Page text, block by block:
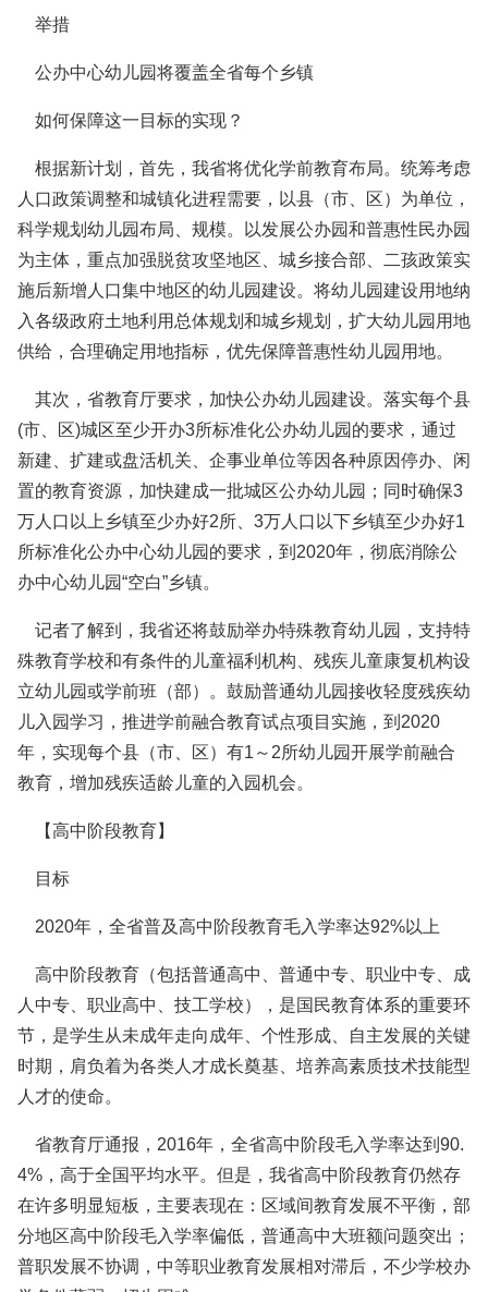
举措
公办中心幼儿园将覆盖全省每个乡镇
如何保障这一目标的实现？
根据新计划，首先，我省将优化学前教育布局。统筹考虑
人口政策调整和城镇化进程需要，以县（市、区）为单位，
科学规划幼儿园布局、规模。以发展公办园和普惠性民办园
为主体，重点加强脱贫攻坚地区、城乡接合部、二孩政策实
施后新增人口集中地区的幼儿园建设。将幼儿园建设用地纳
入各级政府土地利用总体规划和城乡规划，扩大幼儿园用地
供给，合理确定用地指标，优先保障普惠性幼儿园用地。
其次，省教育厅要求，加快公办幼儿园建设。落实每个县
(市、区)城区至少开办3所标准化公办幼儿园的要求，通过
新建、扩建或盘活机关、企事业单位等因各种原因停办、闲
置的教育资源，加快建成一批城区公办幼儿园；同时确保3
万人口以上乡镇至少办好2所、3万人口以下乡镇至少办好1
所标准化公办中心幼儿园的要求，到2020年，彻底消除公
办中心幼儿园“空白”乡镇。
记者了解到，我省还将鼓励举办特殊教育幼儿园，支持特
殊教育学校和有条件的儿童福利机构、残疾儿童康复机构设
立幼儿园或学前班（部）。鼓励普通幼儿园接收轻度残疾幼
儿入园学习，推进学前融合教育试点项目实施，到2020
年，实现每个县（市、区）有1～2所幼儿园开展学前融合
教育，增加残疾适龄儿童的入园机会。
【高中阶段教育】
目标
2020年，全省普及高中阶段教育毛入学率达92%以上
高中阶段教育（包括普通高中、普通中专、职业中专、成
人中专、职业高中、技工学校），是国民教育体系的重要环
节，是学生从未成年走向成年、个性形成、自主发展的关键
时期，肩负着为各类人才成长奠基、培养高素质技术技能型
人才的使命。
省教育厅通报，2016年，全省高中阶段毛入学率达到90.
4%，高于全国平均水平。但是，我省高中阶段教育仍然存
在许多明显短板，主要表现在：区域间教育发展不平衡，部
分地区高中阶段毛入学率偏低，普通高中大班额问题突出；
普职发展不协调，中等职业教育发展相对滞后，不少学校办